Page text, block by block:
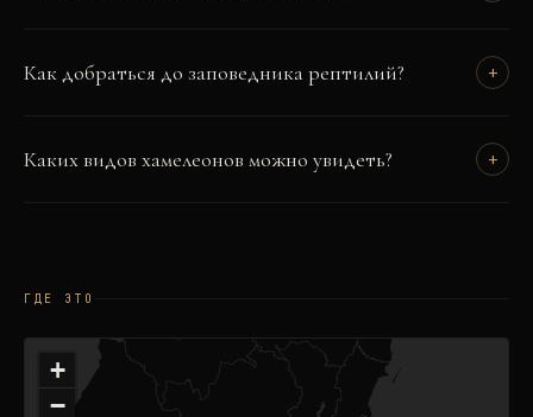
Как добраться до заповедника рептилий? +
Каких видов хамелеонов можно увидеть? +
ГДЕ ЭТО
+
−